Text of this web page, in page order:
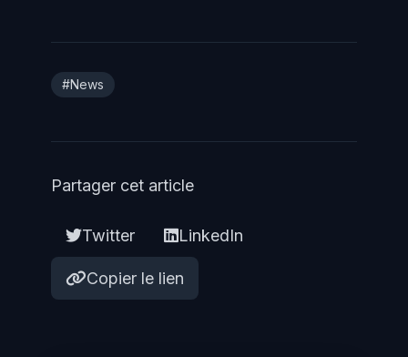
#News
Partager cet article
Twitter LinkedIn
Copier le lien